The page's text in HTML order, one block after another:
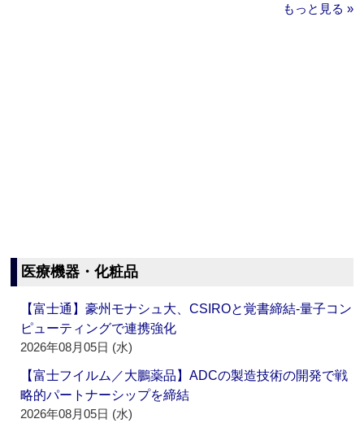
もっと見る »
医療機器・化粧品
【富士通】豪州モナシュ大、CSIROと覚書締結‐量子コン
ピューティングで連携強化
2026年08月05日 (水)
【富士フイルム／大鵬薬品】ADCの製造技術の開発で戦
略的パートナーシップを締結
2026年08月05日 (水)